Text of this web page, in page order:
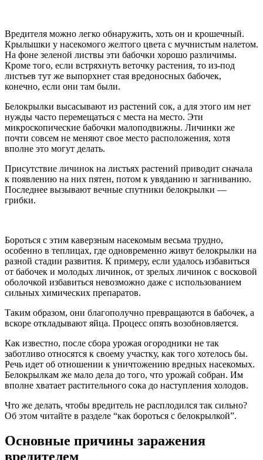
Вредителя можно легко обнаружить, хоть он и крошечный.
Крылышки у насекомого желтого цвета с мучнистым налетом.
На фоне зеленой листвы эти бабочки хорошо различимы.
Кроме того, если встряхнуть веточку растения, то из-под
листьев тут же выпорхнет стая вредоносных бабочек,
конечно, если они там были.
Белокрылки высасывают из растений сок, а для этого им нет
нужды часто перемещаться с места на место. Эти
микроскопические бабочки малоподвижны. Личинки же
почти совсем не меняют свое место расположения, хотя
вполне это могут делать.
Присутствие личинок на листьях растений приводит сначала
к появлению на них пятен, потом к увяданию и загниванию.
Последнее вызывают вечные спутники белокрылки —
грибки.
Бороться с этим каверзным насекомым весьма трудно,
особенно в теплицах, где одновременно живут белокрылки на
разной стадии развития. К примеру, если удалось избавиться
от бабочек и молодых личинок, от зрелых личинок с восковой
оболочкой избавиться невозможно даже с использованием
сильных химических препаратов.
Таким образом, они благополучно превращаются в бабочек, а
вскоре откладывают яйца. Процесс опять возобновляется.
Как известно, после сбора урожая огородники не так
заботливо относятся к своему участку, как того хотелось бы.
Речь идет об отношении к уничтожению вредных насекомых.
Белокрылкам же мало дела до того, что урожай собран. Им
вполне хватает растительного сока до наступления холодов.
Что же делать, чтобы вредитель не расплодился так сильно?
Об этом читайте в разделе “как бороться с белокрылкой”.
Основные причины заражения
вредителем